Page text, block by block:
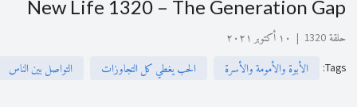
New Life 1320 – The Generation Gap
حلقة 1320 | ١٠ أكتوبر ٢٠٢١
Tags
: الأبوة والأمومة والأسرة الحب يغطي كل التجاوزات التواصل بين الناس